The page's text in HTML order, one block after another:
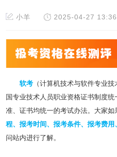
小羊 2025-04-27
软考（计算机技术与软件专业
国专业技术人员职业资格证书制度
准、证书均统一的考试办法。大家
程、 报考时间、 报考条件、 报考费用、
问站内进行了解。